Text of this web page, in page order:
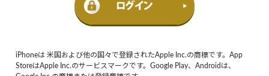
iPhoneは 米国および他の国々で登録されたApple Inc.の商標です。App
StoreはApple Inc.のサービスマークです。Google Play、Androidは、